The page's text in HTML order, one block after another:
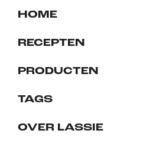
HOME
RECEPTEN
PRODUCTEN
TAGS
OVER LASSIE